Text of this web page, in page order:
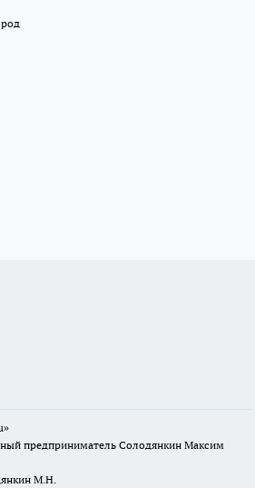
предприниматель Солодянкин Максим
М.Н.